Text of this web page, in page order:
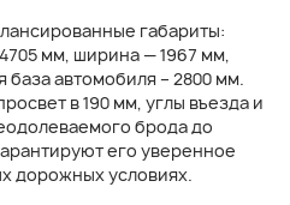
габариты:
мм, ширина — 1967 мм,
база автомобиля – 2800 мм.
в 190 мм, углы въезда и
брода до
его уверенное
дорожных условиях.